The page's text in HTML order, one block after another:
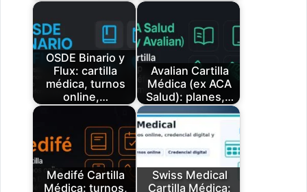
OSDE Binario y
Flux: cartilla
médica, turnos
online,…
Avalian Cartilla
Médica (ex ACA
Salud): planes,…
Medifé Cartilla
Médica: turnos,
Swiss Medical
Cartilla Médica: